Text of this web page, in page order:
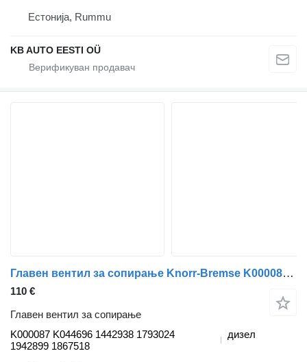
Естонија, Rummu
KB AUTO EESTI OÜ
Главен вентил за сопирање Knorr-Bremse K000087 K044696 за камион Scania P,G,R,T-series (2004-2017)
110 €
Главен вентил за сопирање
K000087 K044696 1442938 1793024
1942899 1867518
дизел